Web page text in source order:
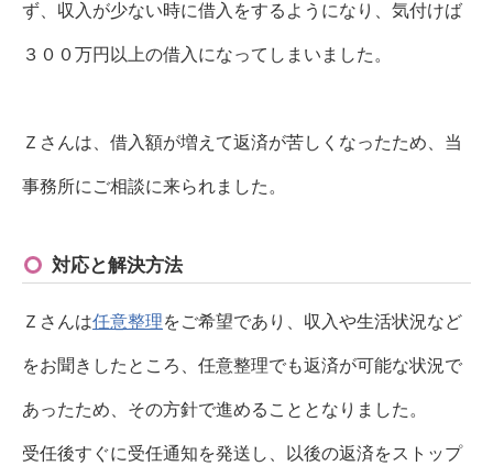
ず、収入が少ない時に借入をするようになり、気付けば
３００万円以上の借入になってしまいました。
Ｚさんは、借入額が増えて返済が苦しくなったため、当
事務所にご相談に来られました。
対応と解決方法
Ｚさんは任意整理をご希望であり、収入や生活状況など
をお聞きしたところ、任意整理でも返済が可能な状況で
あったため、その方針で進めることとなりました。
受任後すぐに受任通知を発送し、以後の返済をストップ